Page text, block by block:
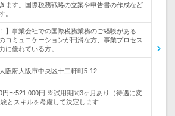
ます。国際税務戦略の立案や申告書の作成など
。
】事業会社での国際税務業務のご経験がある
コミュニケーションが円滑な方、事業プロセス
に優れている方。
大阪府大阪市中央区十二軒町5-12
円〜521,000円 ※試用期間3ヶ月あり（待遇に変
とスキルを考慮して決定します